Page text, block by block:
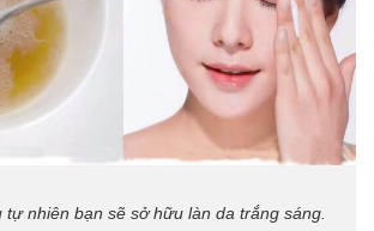
tự nhiên bạn sẽ sở hữu làn da trắng sáng.